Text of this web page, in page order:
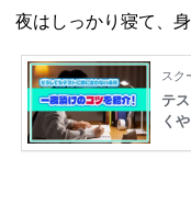
夜はしっかり寝て、